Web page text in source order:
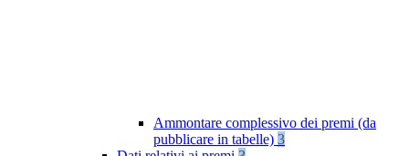
Ammontare complessivo dei premi (da
pubblicare in tabelle) 3